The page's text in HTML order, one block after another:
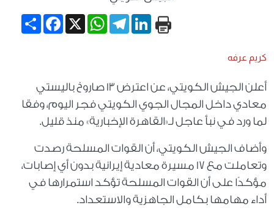
Share
Facebook X
WhatsApp
TelegramLinkedIn
كريم عرفه
أعلن الجيش الكويتي، عن اعترض 13 صاروخ باليستي
معادي داخل المجال الجوي الكويتي فجر اليوم، وفقا
لما ورد في نبأ عاجل لـ«القاهرة الإخبارية» منذ قليل.
وأضاف الجيش الكويتي، أن القوات المسلحة رصدت
وتعاملت مع 17 مسيرة معادية إيرانية بدون أي إصابات،
مؤكدًا على أن القوات المسلحة تؤكد استمرارها في
أداء مهامها بكامل الجاهزية والاستعداد.